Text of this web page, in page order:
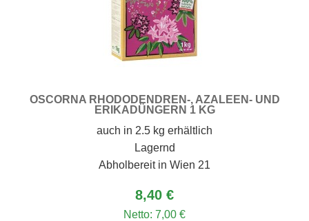
OSCORNA RHODODENDREN-, AZALEEN- UND
ERIKADÜNGERN 1 KG
auch in 2.5 kg erhältlich
Lagernd
Abholbereit in Wien 21
8,40 €
Netto: 7,00 €